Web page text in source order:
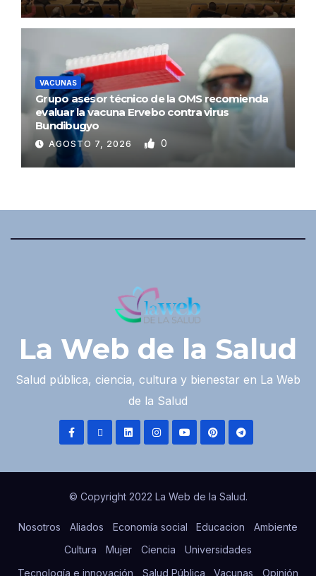
VACUNAS
Grupo asesor técnico de la OMS recomienda
evaluar la vacuna Ervebo contra virus
Bundibugyo
AGOSTO 7, 2026 0
La Web de la Salud
Salud pública, ciencia, cultura y bienestar en La Web
de la Salud
© Copyright 2022 La Web de la Salud.
Nosotros Aliados Economía social Educacion
Ambiente
Cultura
Mujer Ciencia
Universidades
Tecnología e innovación
Salud Pública Vacunas Opinión